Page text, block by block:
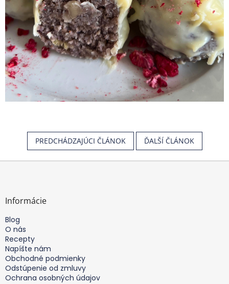
PREDCHÁDZAJÚCI ČLÁNOK ĎALŠÍ ČLÁNOK
Z
Informácie
Blog
O nás
Recepty
Napíšte nám
Obchodné podmienky
Odstúpenie od zmluvy
Ochrana osobných údajov